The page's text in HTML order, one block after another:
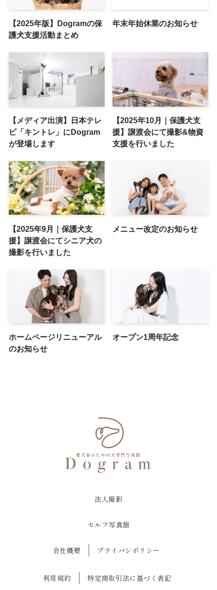
【2025年版】Dogramの保
護犬支援活動まとめ
年末年始休業のお知らせ
【メディア出演】日本テレ
ビ「キントレ」にDogram
が登場します
【2025年10月｜保護犬支
援】譲渡会にて撮影&物資
支援を行いました
【2025年9月｜保護犬支
援】譲渡会にてシニア犬の
撮影を行いました
メニュー改定のお知らせ
ホームページリニューアル
のお知らせ
オープン1周年記念
法人撮影
セルフ写真館
会社概要 プライバシポリシー
利用規約 特定商取引法に基づく表記